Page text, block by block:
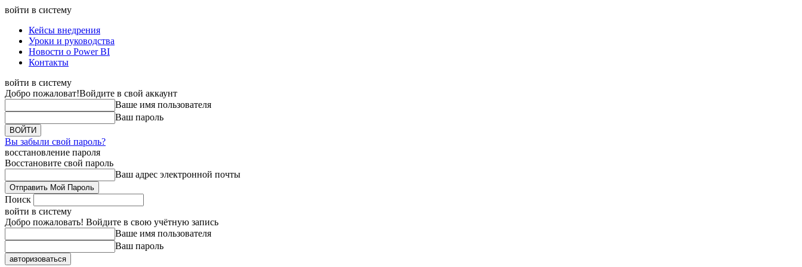
войти в систему
Кейсы внедрения
Уроки и руководства
Новости о Power BI
Контакты
войти в систему
Добро пожаловат!Войдите в свой аккаунт
Ваше имя пользователя
Ваш пароль
Вы забыли свой пароль?
восстановление пароля
Восстановите свой пароль
Ваш адрес электронной почты
Поиск
войти в систему
Добро пожаловать! Войдите в свою учётную запись
Ваше имя пользователя
Ваш пароль